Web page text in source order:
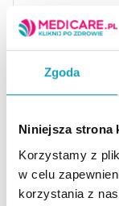
Zgoda
Niniejsza strona
Korzystamy z
w celu
korzystania z
Producent /
Przechowywanie: